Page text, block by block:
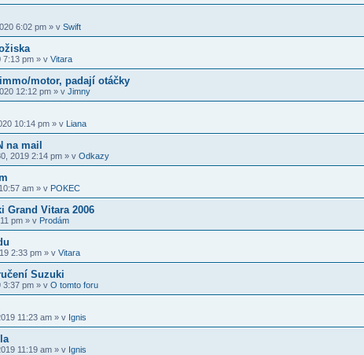
6:02 pm » v Swift
7:13 pm » v Vitara
motor, padají otáčky
12:12 pm » v Jimny
10:14 pm » v Liana
na mail
2019 2:14 pm » v Odkazy
am » v POKEC
Grand Vitara 2006
pm » v Prodám
2:33 pm » v Vitara
Suzuki
3:37 pm » v O tomto foru
11:23 am » v Ignis
11:19 am » v Ignis